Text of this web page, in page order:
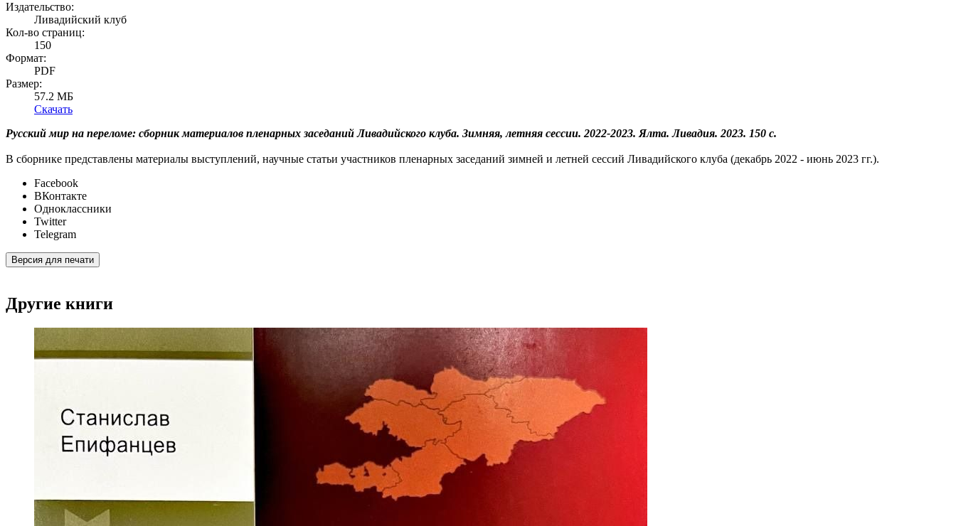
Издательство:
Ливадийский клуб
Кол-во страниц:
150
Формат:
PDF
Размер:
57.2 МБ
Скачать
Русский мир на переломе: сборник материалов пленарных заседаний Ливадийского клуба. Зимняя, летняя сессии. 2022-2023. Ялта. Ливадия. 2023. 150 с.
В сборнике представлены материалы выступлений, научные статьи участников пленарных заседаний зимней и летней сессий Ливадийского клуба (декабрь 2022 - июнь 2023 гг.).
Facebook
ВКонтакте
Одноклассники
Twitter
Telegram
Версия для печати
Другие книги